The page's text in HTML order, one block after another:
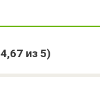
4,67 из 5)